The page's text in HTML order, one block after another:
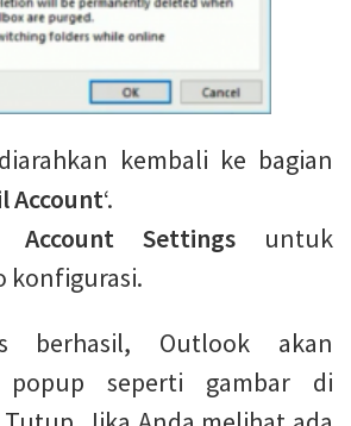
kembali ke bagian
Account‘.
Account Settingsuntuk
konfigurasi.
berhasil, Outlook akan
popup seperti gambar di